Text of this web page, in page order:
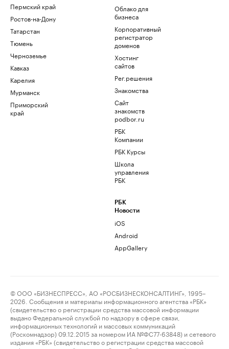
Пермский край
Ростов-на-Дону
Татарстан
Тюмень
Черноземье
Кавказ
Карелия
Мурманск
Приморский
край
Облако для
бизнеса
Корпоративный
регистратор
доменов
Хостинг
сайтов
Рег.решения
Знакомства
Сайт
знакомств
podbor.ru
РБК
Компании
РБК Курсы
Школа
управления
РБК
РБК
Новости
iOS
Android
AppGallery
© ООО «БИЗНЕСПРЕСС», АО «РОСБИЗНЕСКОНСАЛТИНГ», 1995–
2026. Сообщения и материалы информационного агентства «РБК»
(свидетельство о регистрации средства массовой информации
выдано Федеральной службой по надзору в сфере связи,
информационных технологий и массовых коммуникаций
(Роскомнадзор) 09.12.2015 за номером ИА №ФС77-63848) и сетевого
издания «РБК» (свидетельство о регистрации средства массовой